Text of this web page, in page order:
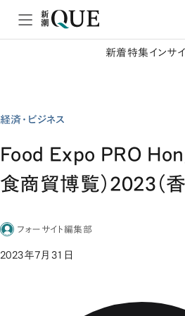
新着特集 インサイ
経済・ビジネス
Food Expo PRO
食商貿博覧）2023（香
フォーサイト編集部
2023年7月31日